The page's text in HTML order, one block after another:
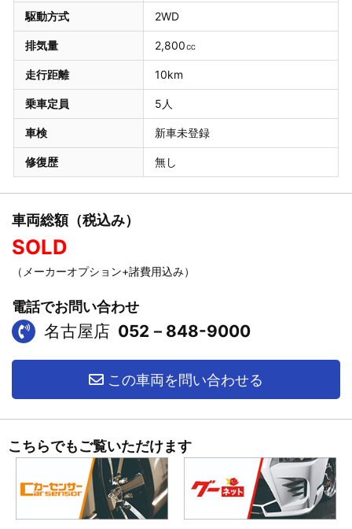
駆動方式 2WD
排気量 2,800㏄
走行距離 10km
乗車定員 5人
車検 新車未登録
修復歴 無し
車両総額（税込み）
SOLD
（メーカーオプション+諸費用込み）
電話でお問い合わせ
名古屋店 052－848-9000
この車両を問い合わせる
こちらでもご覧いただけます